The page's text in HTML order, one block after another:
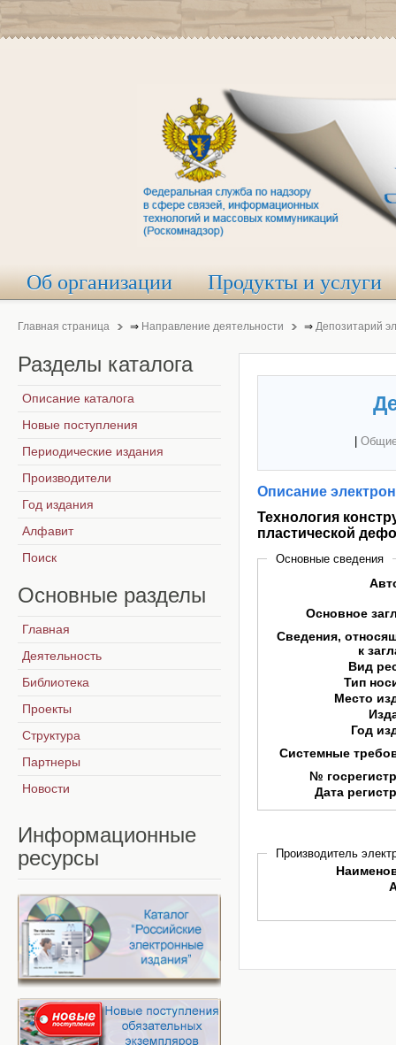
Об организации Продукты и услуги
Главная страница ⇒ Направление деятельности ⇒ Депозитарий
Описание
Технология
пластической
Основные сведения
Основное
Сведения,
к
Вид
Тип
Место
Год
Системные
№
Дата
Производитель
Разделы каталога
Описание каталога
Новые поступления
Периодические издания
Производители
Год издания
Алфавит
Поиск
Основные разделы
Главная
Деятельность
Библиотека
Проекты
Структура
Партнеры
Новости
Информационные
ресурсы